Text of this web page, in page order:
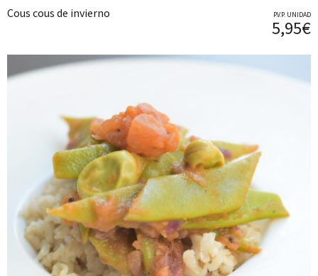
Cous cous de invierno P.V.P. UNIDAD
5,95€